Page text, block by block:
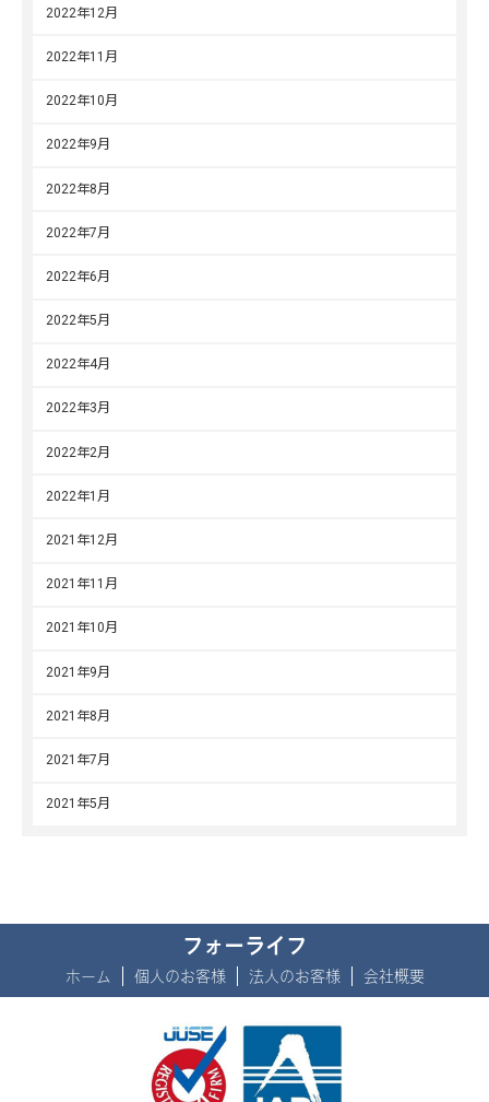
2022年12月
2022年11月
2022年10月
2022年9月
2022年8月
2022年7月
2022年6月
2022年5月
2022年4月
2022年3月
2022年2月
2022年1月
2021年12月
2021年11月
2021年10月
2021年9月
2021年8月
2021年7月
2021年5月
フォーライフ
ホーム 個人のお客様 法人のお客様 会社概要